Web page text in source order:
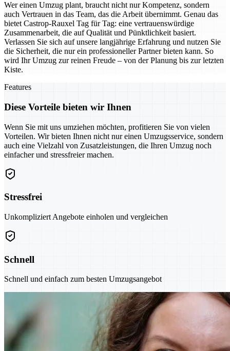
Wer einen Umzug plant, braucht nicht nur Kompetenz, sondern
auch Vertrauen in das Team, das die Arbeit übernimmt. Genau das
bietet Castrop-Rauxel Tag für Tag: eine vertrauenswürdige
Zusammenarbeit, die auf Qualität und Pünktlichkeit basiert.
Verlassen Sie sich auf unsere langjährige Erfahrung und nutzen Sie
die Sicherheit, die nur ein professioneller Partner bieten kann. So
wird Ihr Umzug zur reinen Freude – von der Planung bis zur letzten
Kiste.
Features
Diese Vorteile bieten wir Ihnen
Wenn Sie mit uns umziehen möchten, profitieren Sie von vielen
Vorteilen. Wir bieten Ihnen nicht nur einen Umzugsservice, sondern
auch eine Vielzahl von Zusatzleistungen, die Ihren Umzug noch
einfacher und stressfreier machen.
Stressfrei
Unkompliziert Angebote einholen und vergleichen
Schnell
Schnell und einfach zum besten Umzugsangebot